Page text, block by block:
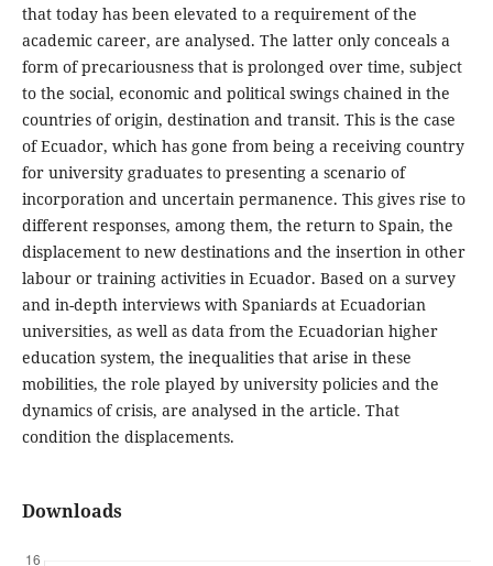
that today has been elevated to a requirement of the
academic career, are analysed. The latter only conceals a
form of precariousness that is prolonged over time, subject
to the social, economic and political swings chained in the
countries of origin, destination and transit. This is the case
of Ecuador, which has gone from being a receiving country
for university graduates to presenting a scenario of
incorporation and uncertain permanence. This gives rise to
different responses, among them, the return to Spain, the
displacement to new destinations and the insertion in other
labour or training activities in Ecuador. Based on a survey
and in-depth interviews with Spaniards at Ecuadorian
universities, as well as data from the Ecuadorian higher
education system, the inequalities that arise in these
mobilities, the role played by university policies and the
dynamics of crisis, are analysed in the article. That
condition the displacements.
Downloads